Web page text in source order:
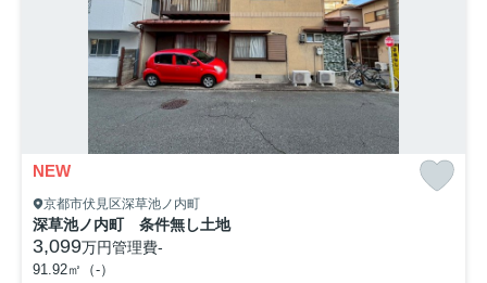
NEW
京都市伏見区深草池ノ内町
深草池ノ内町 条件無し土地
3,099万円管理費-
91.92㎡（-）